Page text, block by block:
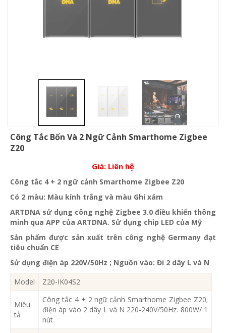
Công Tắc Bốn Và 2 Ngữ Cảnh Smarthome Zigbee
Z20
Giá: Liên hệ
Công tắc 4 + 2 ngữ cảnh Smarthome Zigbee Z20
Có 2 màu: Màu kính trắng và màu Ghi xám
ARTDNA sử dụng công nghệ Zigbee 3.0 điều khiển thông
minh qua APP của ARTDNA. Sử dụng chip LED của Mỹ
Sản phẩm được sản xuất trên công nghệ Germany đạt
tiêu chuẩn CE
Sử dụng điện áp 220V/50Hz ; Nguồn vào: Đi 2 dây L và N
Model
Z20-IK04S2
Miêu
tả
Công tắc 4 + 2 ngữ cảnh Smarthome Zigbee Z20;
điện áp vào 2 dây L và N 220-240V/50Hz. 800W/ 1
nút